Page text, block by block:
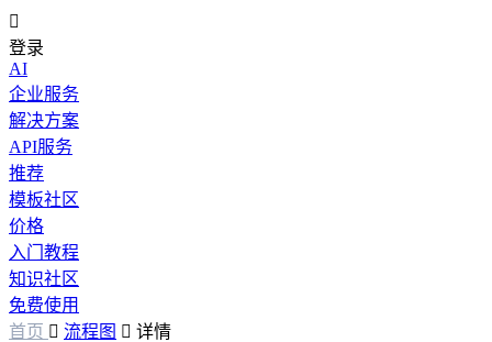

登录
AI
企业服务
解决方案
API服务
推荐
模板社区
价格
入门教程
知识社区
免费使用
首页  流程图  详情